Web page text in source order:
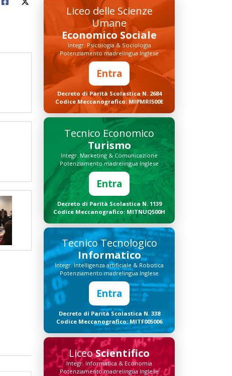
Liceo delle Scienze
Umane
Economico Sociale
Integr. Psicologia & Sociologia
Potenziamento madrelingua Inglese
Entra
Decreto di Parità Scolastica N. 2684
Codice Meccanografico: MIPMRI500E
Tecnico Economico
Turismo
Integr. Marketing & Comunicazione
Potenziamento madrelingua Inglese
Entra
Decreto di Parità Scolastica N. 1139
Codice Meccanografico: MITNUQ500H
Tecnico Tecnologico
Informatico
Integr. Intelligenza artificiale & Robotica
Potenziamento madrelingua Inglese
Entra
Decreto di Parità Scolastica N. 338
Codice Meccanografico: MITF005006
LiceoScientifico
Integr. Informatica & Economia
Potenziamento madrelingua Inglese